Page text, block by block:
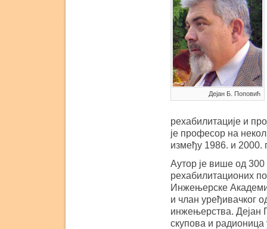
Дејан Б. Поповић
рехабилитације и
је професор на
између 1986. и 2000.
Аутор је више од 300
рехабилитационих
Инжењерске
и члан уређивачког
инжењерства. Дејан
скупова и